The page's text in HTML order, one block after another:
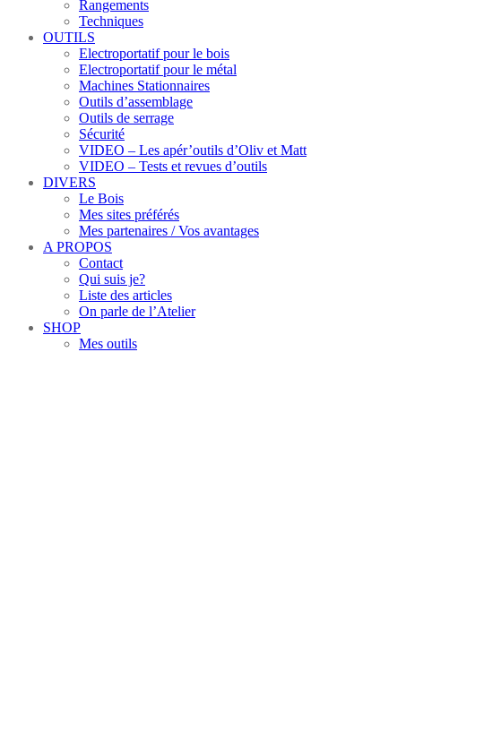
Rangements
Techniques
OUTILS
Electroportatif pour le bois
Electroportatif pour le métal
Machines Stationnaires
Outils d’assemblage
Outils de serrage
Sécurité
VIDEO – Les apér’outils d’Oliv et Matt
VIDEO – Tests et revues d’outils
DIVERS
Le Bois
Mes sites préférés
Mes partenaires / Vos avantages
A PROPOS
Contact
Qui suis je?
Liste des articles
On parle de l’Atelier
SHOP
Mes outils